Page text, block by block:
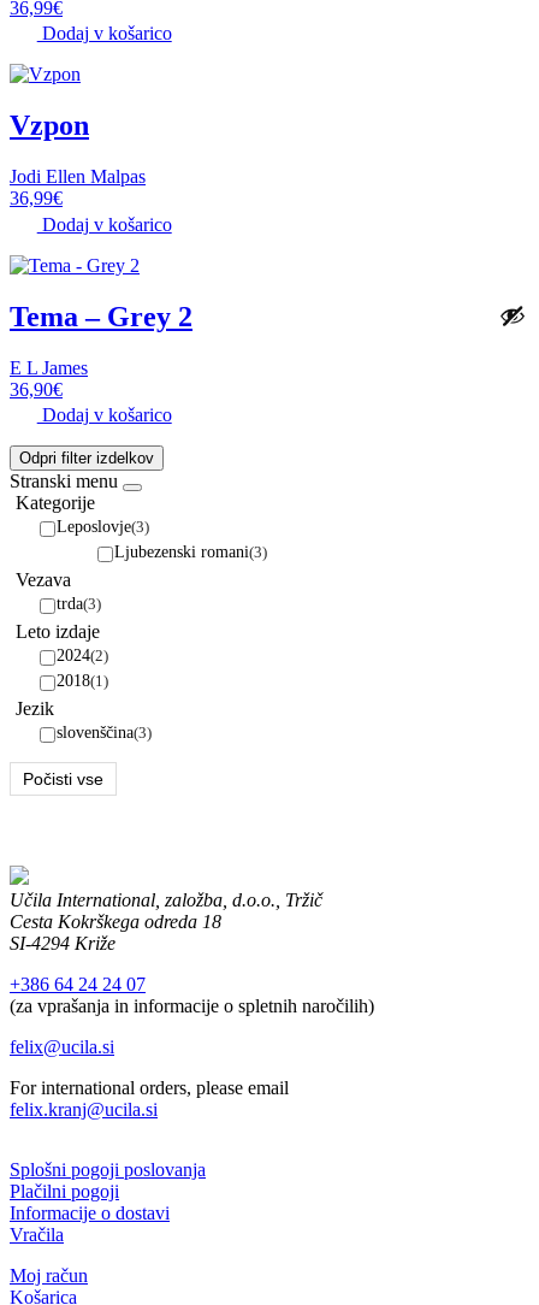
36,99€
Dodaj v košarico
Vzpon
Jodi Ellen Malpas
36,99€
Dodaj v košarico
Tema – Grey 2
E L James
36,90€
Dodaj v košarico
Odpri filter izdelkov
Stranski menu
Kategorije
Leposlovje(3)
Ljubezenski romani(3)
Vezava
trda(3)
Leto izdaje
2024(2)
2018(1)
Jezik
slovenščina(3)
Počisti vse
Učila International, založba, d.o.o., Tržič
Cesta Kokrškega odreda 18
SI-4294 Križe
+386 64 24 24 07
(za vprašanja in informacije o spletnih naročilih)
felix@ucila.si
For international orders, please email
felix.kranj@ucila.si
Splošni pogoji poslovanja
Plačilni pogoji
Informacije o dostavi
Vračila
Moj račun
Košarica